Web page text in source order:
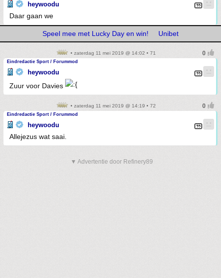
heywoodu
Daar gaan we
Speel mee met Lucky Day en win! Unibet
• zaterdag 11 mei 2019 @ 14:02 • 71
Eindredactie Sport / Forummod
heywoodu
Zuur voor Davies
• zaterdag 11 mei 2019 @ 14:19 • 72
Eindredactie Sport / Forummod
heywoodu
Allejezus wat saai.
▼ Advertentie door Refinery89